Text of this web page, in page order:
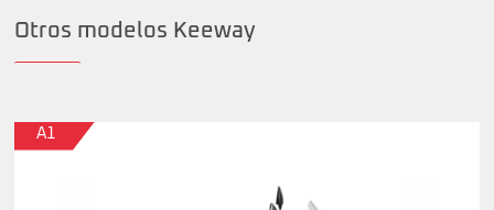
Otros modelos Keeway
A1